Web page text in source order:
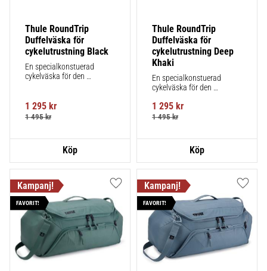
Thule RoundTrip
Duffelväska för
cykelutrustning Black
En specialkonstuerad
cykelväska för den
organisera och förvara
bärbara anordningar och
1 295 kr
1 495kr
Thule RoundTrip
Duffelväska för
cykelutrustning Deep
Khaki
En specialkonstuerad
cykelväska för den
obegränsad möjlighet att
organisera och förvara
1 295 kr
1 495kr
FAVORIT!
Lägg till i favoriter
FAVORIT!
Lägg